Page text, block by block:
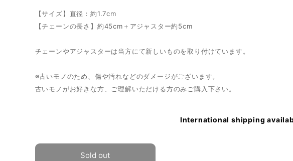
【サイズ】直径：約1.7cm
【チェーンの長さ】約45cm＋アジャスター約5cm
チェーンやアジャスターは当方にて新しいものを取り付けています。
※古いモノのため、傷や汚れなどのダメージがございます。
古いモノがお好きな方、ご理解いただける方のみご購入下さい。
International shipping
Sold out